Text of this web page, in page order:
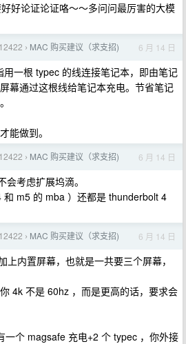
好论证论证咯～～多问问最厉害的大模
› MAC 购买建议（求支招) 6 月 14 日
用一根 typec 的线连接笔记本，即由笔记
幕通过这根线给笔记本充电。节省笔记
能做到。
› MAC 购买建议（求支招) 6 月 14 日
考虑扩展坞滴。
m5 的 mba ）还都是 thunderbolt 4
› MAC 购买建议（求支招) 6 月 14 日
内置屏幕，也就是一共要三个屏幕，
4k 不是 60hz ，而是更高的话，要求会
一个 magsafe 充电+2 个 typec ，你外接